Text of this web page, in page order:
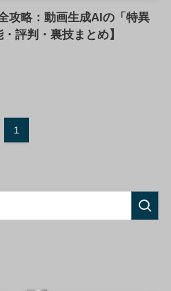
攻略：動画生成AIの「特異
評判・裏技まとめ】
1